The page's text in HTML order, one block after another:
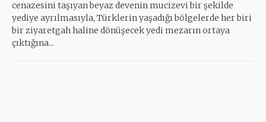
cenazesini taşıyan beyaz devenin mucizevi bir şekilde
yediye ayrılmasıyla, Türklerin yaşadığı bölgelerde her biri
bir ziyaretgah haline dönüşecek yedi mezarın ortaya
çıktığına...